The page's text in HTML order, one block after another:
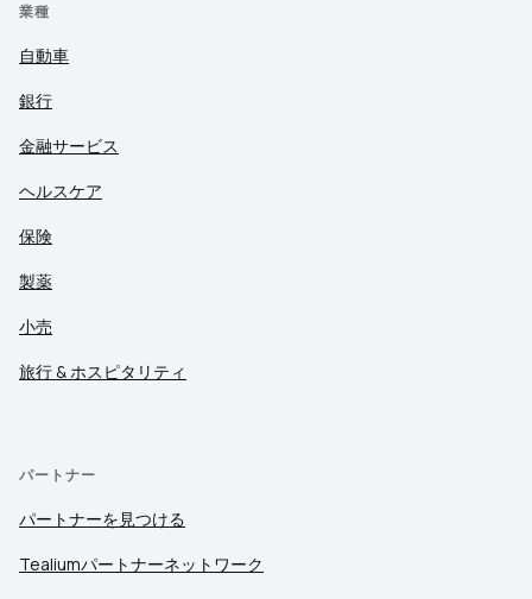
業種
自動車
銀行
金融サービス
ヘルスケア
保険
製薬
小売
旅行 & ホスピタリティ
パートナー
パートナーを見つける
Tealiumパートナーネットワーク